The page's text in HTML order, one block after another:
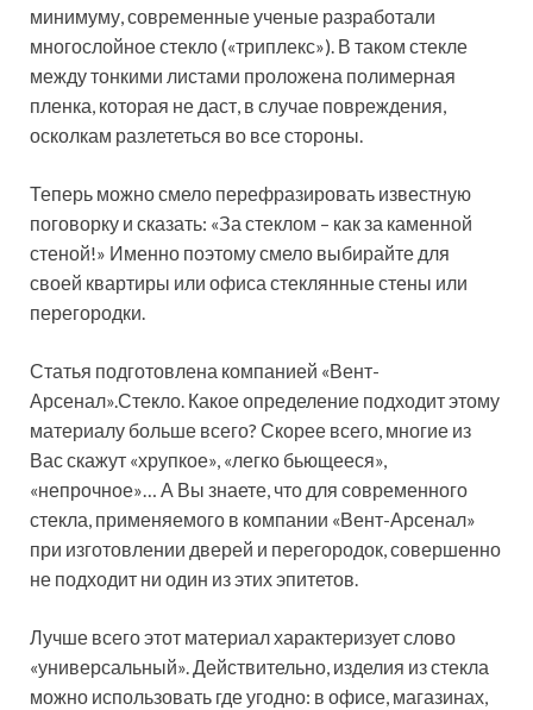
минимуму, современные ученые разработали
многослойное стекло («триплекс»). В таком стекле
между тонкими листами проложена полимерная
пленка, которая не даст, в случае повреждения,
осколкам разлететься во все стороны.
Теперь можно смело перефразировать известную
поговорку и сказать: «За стеклом – как за каменной
стеной!» Именно поэтому смело выбирайте для
своей квартиры или офиса стеклянные стены или
перегородки.
Статья подготовлена компанией «Вент-
Арсенал».Стекло. Какое определение подходит этому
материалу больше всего? Скорее всего, многие из
Вас скажут «хрупкое», «легко бьющееся»,
«непрочное»… А Вы знаете, что для современного
стекла, применяемого в компании «Вент-Арсенал»
при изготовлении дверей и перегородок, совершенно
не подходит ни один из этих эпитетов.
Лучше всего этот материал характеризует слово
«универсальный». Действительно, изделия из стекла
можно использовать где угодно: в офисе, магазинах,